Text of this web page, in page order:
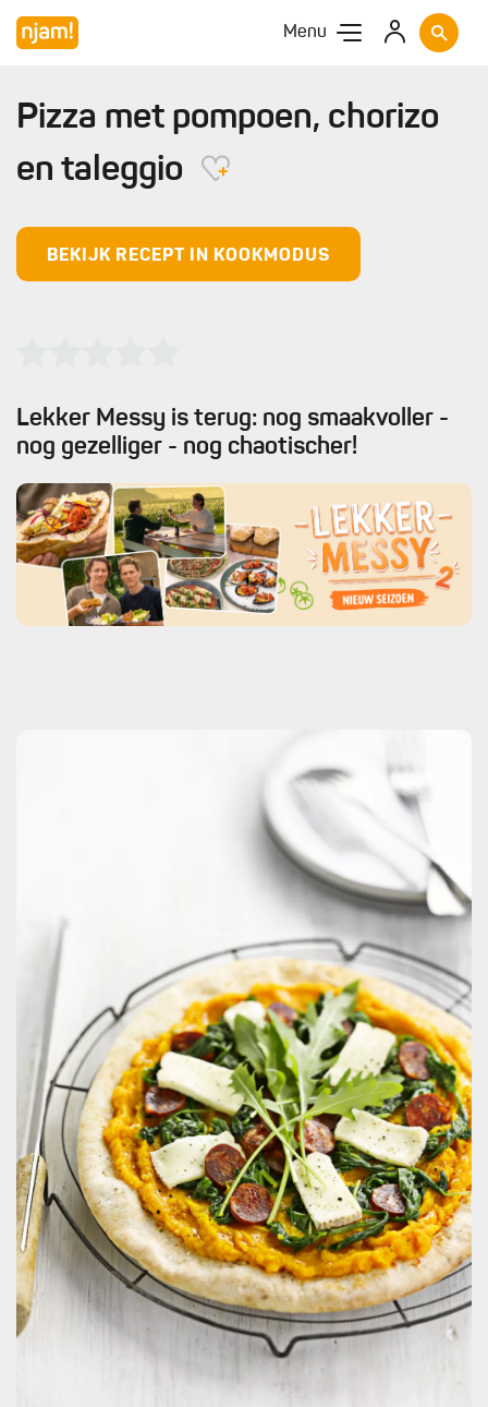
Menu
Pizza met pompoen, chorizo
en taleggio
BEKIJK RECEPT IN KOOKMODUS
Lekker Messy is terug: nog smaakvoller -
nog gezelliger - nog chaotischer!